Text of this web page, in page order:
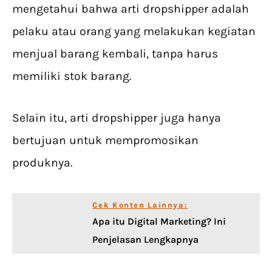
mengetahui bahwa arti dropshipper adalah
pelaku atau orang yang melakukan kegiatan
menjual barang kembali, tanpa harus
memiliki stok barang.
Selain itu, arti dropshipper juga hanya
bertujuan untuk mempromosikan
produknya.
Cek Konten Lainnya:
Apa itu Digital Marketing? Ini
Penjelasan Lengkapnya